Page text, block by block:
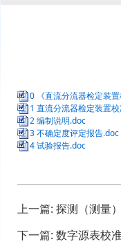
0 《直流分流器检定装
1 直流分流器检定装置
2 编制说明.doc
3 不确定度评定报告.doc
4 试验报告.doc
上一篇: 探测（测量
下一篇: 数字源表校